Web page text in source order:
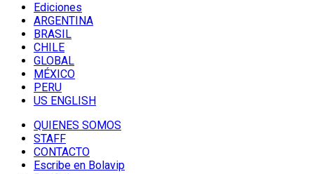
Ediciones
ARGENTINA
BRASIL
CHILE
GLOBAL
MÉXICO
PERU
US ENGLISH
QUIENES SOMOS
STAFF
CONTACTO
Escribe en Bolavip